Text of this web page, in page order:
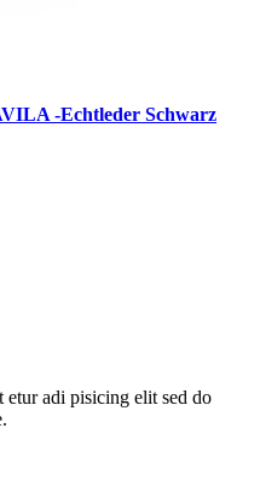
-Echtleder Schwarz
etur adi pisicing elit sed do